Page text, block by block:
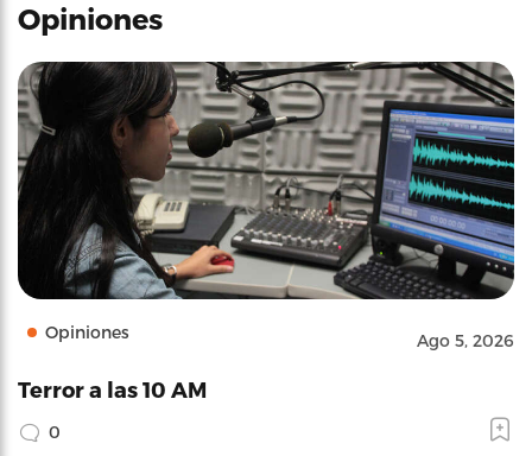
Opiniones
Opiniones Ago 5, 2026
Terror a las 10 AM
0